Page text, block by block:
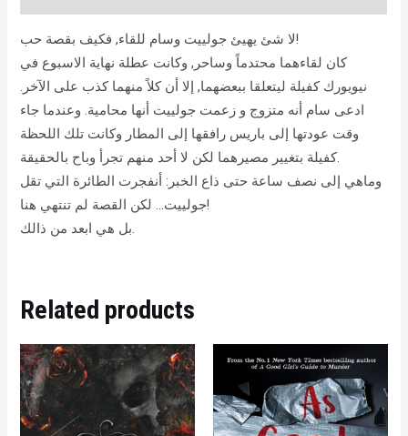
لا شئ يهيئ جولييت وسام للقاء, فكيف بقصة حب!
كان لقاءهما محتدماً وساحر, وكانت عطلة نهاية الاسبوع في
نيويورك كفيلة ليتعلقا ببعضهما, إلا أن كلاً منهما كذب على الآخر.
ادعى سام أنه متزوج و زعمت جولييت أنها محامية. وعندما جاء
وقت عودتها إلى باريس رافقها إلى المطار وكانت تلك اللحظة
كفيلة بتغيير مصيرهما لكن لا أحد منهم تجرأ وباح بالحقيقة.
وماهي إلى نصف ساعة حتى ذاع الخبر: أنفجرت الطائرة التي تقل
جولييت… لكن القصة لم تنتهي هنا!
بل هي ابعد من ذالك.
Related products